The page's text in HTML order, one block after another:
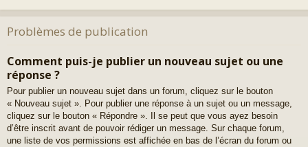
Problèmes de publication
Comment puis-je publier un nouveau sujet ou une
réponse ?
Pour publier un nouveau sujet dans un forum, cliquez sur le bouton
« Nouveau sujet ». Pour publier une réponse à un sujet ou un message,
cliquez sur le bouton « Répondre ». Il se peut que vous ayez besoin
d’être inscrit avant de pouvoir rédiger un message. Sur chaque forum,
une liste de vos permissions est affichée en bas de l’écran du forum ou